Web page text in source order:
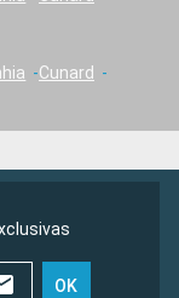
Cunard
OK